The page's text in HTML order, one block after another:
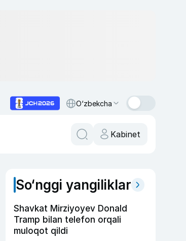
O‘zbekcha
Kabinet
So‘nggi yangiliklar
Shavkat Mirziyoyev Donald
Tramp bilan telefon orqali
muloqot qildi